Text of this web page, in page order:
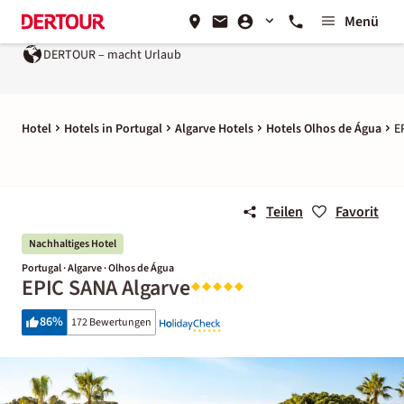
Menü
DERTOUR – macht Urlaub
Hotel Hotels in Portugal Algarve Hotels Hotels Olhos de Água
Teilen Favorit
Nachhaltiges Hotel
Portugal · Algarve · Olhos de Água
EPIC SANA Algarve
86% 172 Bewertungen